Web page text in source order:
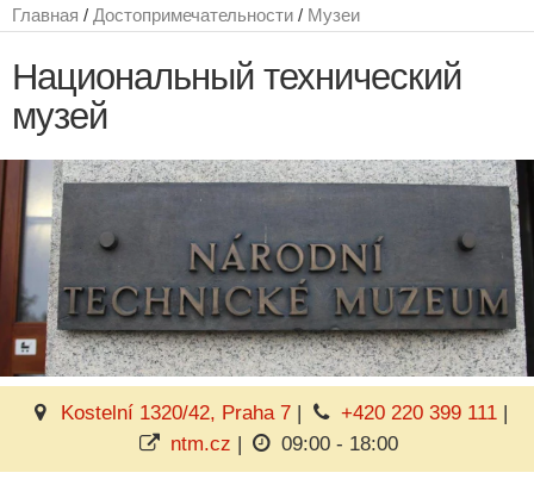
Главная / Достопримечательности / Музеи
Национальный технический
музей
Kostelní 1320/42, Praha 7| +420 220 399 111 |
ntm.cz | 09:00 - 18:00